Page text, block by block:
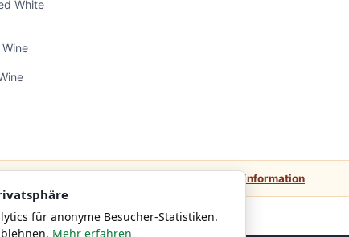
White
Wine
More information
für anonyme Besucher-Statistiken.
Mehr erfahren